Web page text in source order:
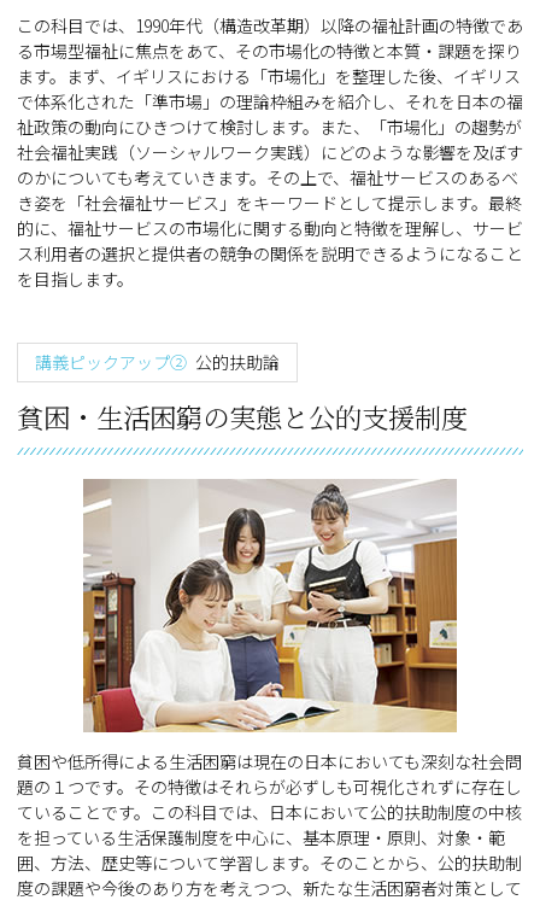
この科目では、1990年代（構造改革期）以降の福祉計画の特徴であ
る市場型福祉に焦点をあて、その市場化の特徴と本質・課題を探り
ます。まず、イギリスにおける「市場化」を整理した後、イギリス
で体系化された「準市場」の理論枠組みを紹介し、それを日本の福
祉政策の動向にひきつけて検討します。また、「市場化」の趨勢が
社会福祉実践（ソーシャルワーク実践）にどのような影響を及ぼす
のかについても考えていきます。その上で、福祉サービスのあるべ
き姿を「社会福祉サービス」をキーワードとして提示します。最終
的に、福祉サービスの市場化に関する動向と特徴を理解し、サービ
ス利用者の選択と提供者の競争の関係を説明できるようになること
を目指します。
講義ピックアップ② 公的扶助論
貧困・生活困窮の実態と公的支援制度
貧困や低所得による生活困窮は現在の日本においても深刻な社会問
題の１つです。その特徴はそれらが必ずしも可視化されずに存在し
ていることです。この科目では、日本において公的扶助制度の中核
を担っている生活保護制度を中心に、基本原理・原則、対象・範
囲、方法、歴史等について学習します。そのことから、公的扶助制
度の課題や今後のあり方を考えつつ、新たな生活困窮者対策として